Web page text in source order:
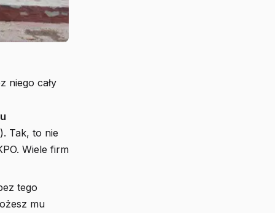
niego cały
Tak, to nie
Wiele firm
tego
mu